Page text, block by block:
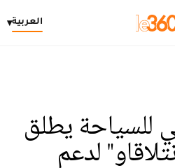
العربية▾
للسياحة يطلق
لدعم